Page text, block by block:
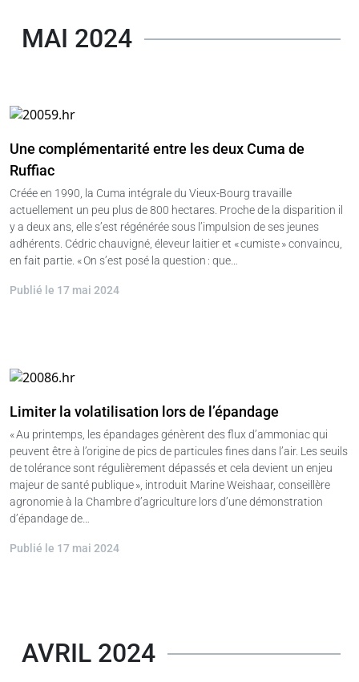
MAI 2024
Une complémentarité entre les deux Cuma de
Ruffiac
Créée en 1990, la Cuma intégrale du Vieux-Bourg travaille
actuellement un peu plus de 800 hectares. Proche de la disparition il
y a deux ans, elle s’est régénérée sous l’impulsion de ses jeunes
adhérents. Cédric chauvigné, éleveur laitier et « cumiste » convaincu,
en fait partie. « On s’est posé la question : que…
Publié le 17 mai 2024
Limiter la volatilisation lors de l’épandage
« Au printemps, les épandages génèrent des flux d’ammoniac qui
peuvent être à l’origine de pics de particules fines dans l’air. Les seuils
de tolérance sont régulièrement dépassés et cela devient un enjeu
majeur de santé publique », introduit Marine Weishaar, conseillère
agronomie à la Chambre d’agriculture lors d’une démonstration
d’épandage de…
Publié le 17 mai 2024
AVRIL 2024